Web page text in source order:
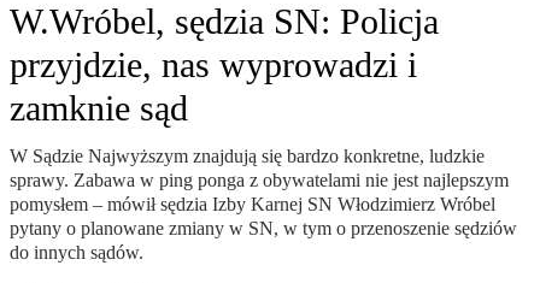
W.Wróbel, sędzia SN: Policja
przyjdzie, nas wyprowadzi i
zamknie sąd
W Sądzie Najwyższym znajdują się bardzo konkretne, ludzkie
sprawy. Zabawa w ping ponga z obywatelami nie jest najlepszym
pomysłem – mówił sędzia Izby Karnej SN Włodzimierz Wróbel
pytany o planowane zmiany w SN, w tym o przenoszenie sędziów
do innych sądów.